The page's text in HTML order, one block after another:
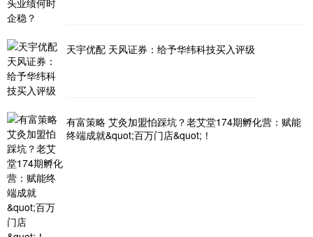
天宇优配 天风证券：给予华纬科技买入评级
有富策略 艾灸加盟怕踩坑？老艾堂174期孵化营：赋能
终端成就&quot;百万门店&quot;！